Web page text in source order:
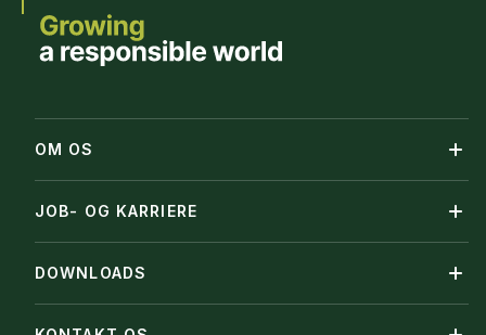
OM OS
JOB- OG KARRIERE
DOWNLOADS